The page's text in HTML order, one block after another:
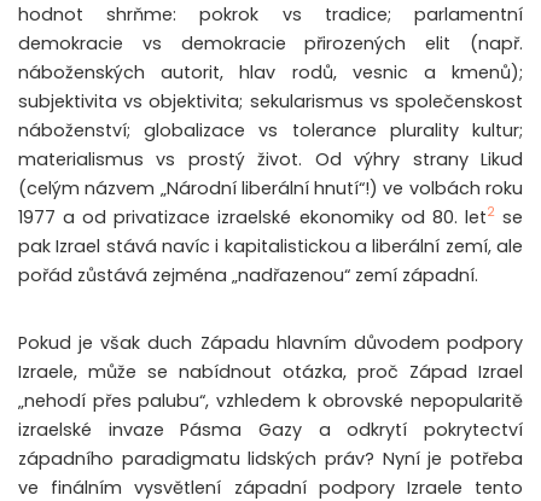
hodnot shrňme: pokrok vs tradice; parlamentní
demokracie vs demokracie přirozených elit (např.
náboženských autorit, hlav rodů, vesnic a kmenů);
subjektivita vs objektivita; sekularismus vs společenskost
náboženství; globalizace vs tolerance plurality kultur;
materialismus vs prostý život. Od výhry strany Likud
(celým názvem „Národní liberální hnutí“!) ve volbách roku
1977 a od privatizace izraelské ekonomiky od 80. let2se
pak Izrael stává navíc i kapitalistickou a liberální zemí, ale
pořád zůstává zejména „nadřazenou“ zemí západní.
Pokud je však duch Západu hlavním důvodem podpory
Izraele, může se nabídnout otázka, proč Západ Izrael
„nehodí přes palubu“, vzhledem k obrovské nepopularitě
izraelské invaze Pásma Gazy a odkrytí pokrytectví
západního paradigmatu lidských práv? Nyní je potřeba
ve finálním vysvětlení západní podpory Izraele tento